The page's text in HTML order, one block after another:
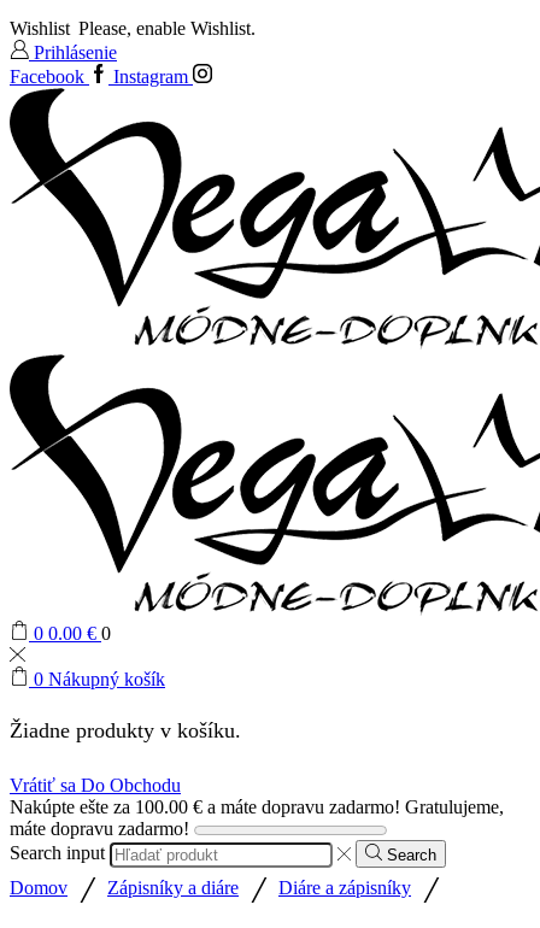
Wishlist Please, enable Wishlist.
Prihlásenie
Facebook
Instagram
0 0.00 € 0
0 Nákupný košík
Žiadne produkty v košíku.
Vrátiť sa Do Obchodu
Nakúpte ešte za 100.00 € a máte dopravu zadarmo! Gratulujeme,
máte dopravu zadarmo!
Search input
Search
Domov / Zápisníky a diáre / Diáre a zápisníky /